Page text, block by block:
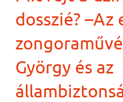
dosszié? –Az
György és az